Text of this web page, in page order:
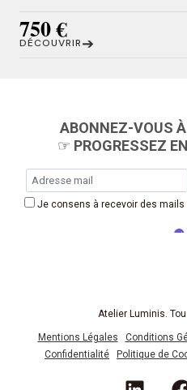
750 €
DÉCOUVRIR➔
ABONNEZ-VOUS
☞ PROGRESSEZ
Je consens à recevoir des
Atelier Luminis.
Mentions Légales Conditions
Confidentialité
Politique de